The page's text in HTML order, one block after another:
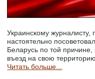
Украинскому
настоятельно
Беларусь по той причине,
въезд на свою
Читать больше...